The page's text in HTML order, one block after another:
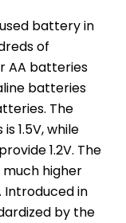
battery in
of
AA batteries
batteries
The
1.5V, while
1.2V. The
higher
in
by the